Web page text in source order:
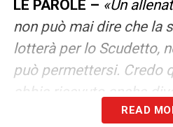
LE PAROLE – «Un
non può mai dire che la
lotterà per lo Scudetto,
può permettersi. Credo
abbia ricevuto anche
parte di molti tifosi. Ha
READ